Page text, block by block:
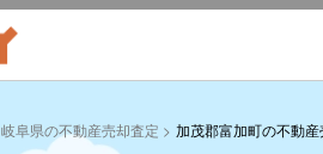
岐阜県の不動産売却査定 加茂郡富加町の不動産